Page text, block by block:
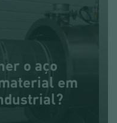
o aço
em